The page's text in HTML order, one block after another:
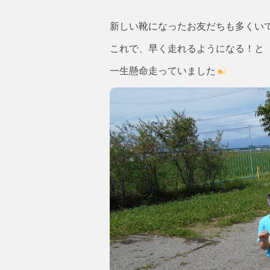
新しい靴になったお友だちも多くい
これで、早く走れるようになる！と
一生懸命走っていました